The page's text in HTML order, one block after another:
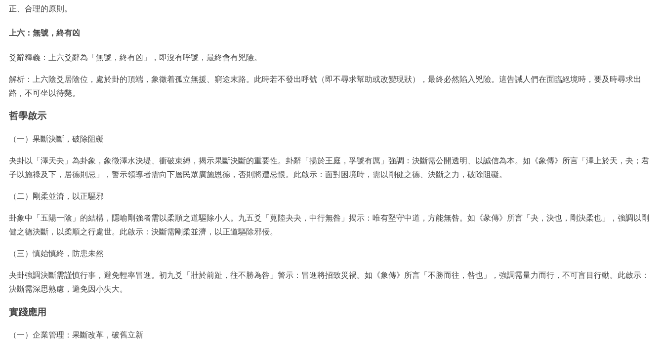
正、合理的原則。
上六：無號，終有凶
爻辭釋義：上六爻辭為「無號，終有凶」，即沒有呼號，最終會有兇險。
解析：上六陰爻居陰位，處於卦的頂端，象徵着孤立無援、窮途末路。此時若不發出呼號（即不尋求幫助或改變現狀），最終必然陷入兇險。這告誡人們在面臨絕境時，要及時尋求出
路，不可坐以待斃。
哲學啟示
（一）果斷決斷，破除阻礙
夬卦以「澤天夬」為卦象，象徵澤水決堤、衝破束縛，揭示果斷決斷的重要性。卦辭「揚於王庭，孚號有厲」強調：決斷需公開透明、以誠信為本。如《象傳》所言「澤上於天，夬；君
子以施祿及下，居德則忌」，警示領導者需向下層民眾廣施恩德，否則將遭忌恨。此啟示：面對困境時，需以剛健之德、決斷之力，破除阻礙。
（二）剛柔並濟，以正驅邪
卦象中「五陽一陰」的結構，隱喻剛強者需以柔順之道驅除小人。九五爻「莧陸夬夬，中行無咎」揭示：唯有堅守中道，方能無咎。如《彖傳》所言「夬，決也，剛決柔也」，強調以剛
健之德決斷，以柔順之行處世。此啟示：決斷需剛柔並濟，以正道驅除邪佞。
（三）慎始慎終，防患未然
夬卦強調決斷需謹慎行事，避免輕率冒進。初九爻「壯於前趾，往不勝為咎」警示：冒進將招致災禍。如《象傳》所言「不勝而往，咎也」，強調需量力而行，不可盲目行動。此啟示：
決斷需深思熟慮，避免因小失大。
實踐應用
（一）企業管理：果斷改革，破舊立新